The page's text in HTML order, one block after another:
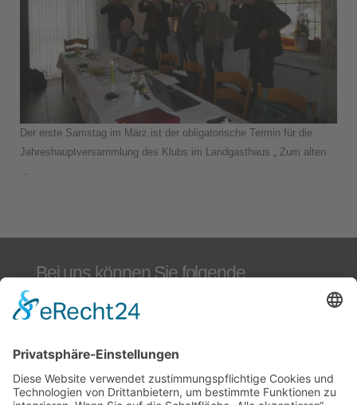
Der erste Samstag im März ist der obligatorische Termin für die
Jahreshauptversammlung des Klubs im Landgasthaus „ Zum alten
...
Bei uns können Sie folgende
ausgeschriebene Zucht- und
Jagdgebrauchshundeprüfungen
BTR, Derby/VJP, Solms/HZP, AZP, VGP, VPS,
VSwP, VFsP, BP §6 und §7 NRW, Dr. Kleemann-